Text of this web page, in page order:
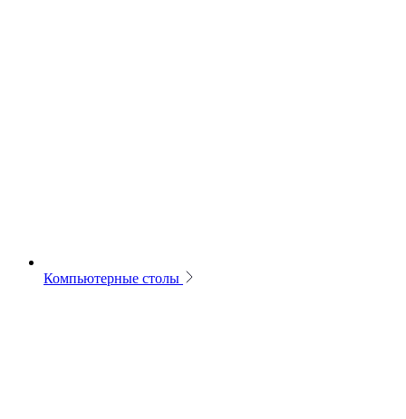
Компьютерные столы